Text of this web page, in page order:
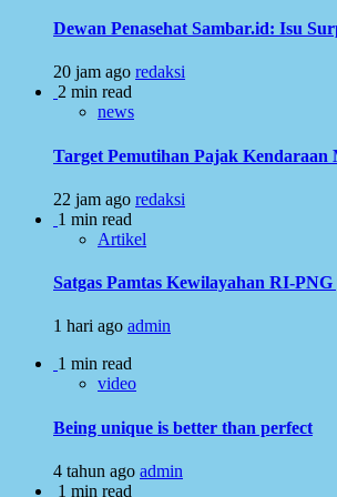
Dewan Penasehat Sambar.id: Isu
20 jam ago redaksi
2 min read
news
Target Pemutihan Pajak
22 jam ago redaksi
1 min read
Artikel
Satgas Pamtas Kewilayahan RI-
1 hari ago admin
1 min read
video
Being unique is better than perfect
4 tahun ago admin
1 min read